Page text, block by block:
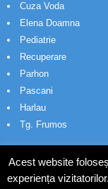
Cuza Voda
Elena Doamna
Pediatrie
Recuperare
Parhon
Pascani
Harlau
Tg. Frumos
Acest website
experiența